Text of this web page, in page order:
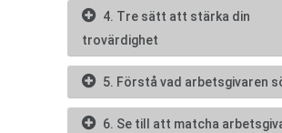
4. Tre sätt att stärka din
trovärdighet
5. Förstå vad arbetsgivaren
6. Se till att matcha